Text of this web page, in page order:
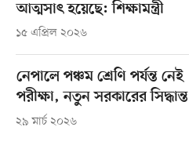
আত্মসাৎ হয়েছে: শিক্ষামন্ত্রী
১৫ এপ্রিল ২০২৬
নেপালে পঞ্চম শ্রেণি পর্যন্ত নেই
পরীক্ষা, নতুন সরকারের সিদ্ধান্ত
২৯ মার্চ ২০২৬